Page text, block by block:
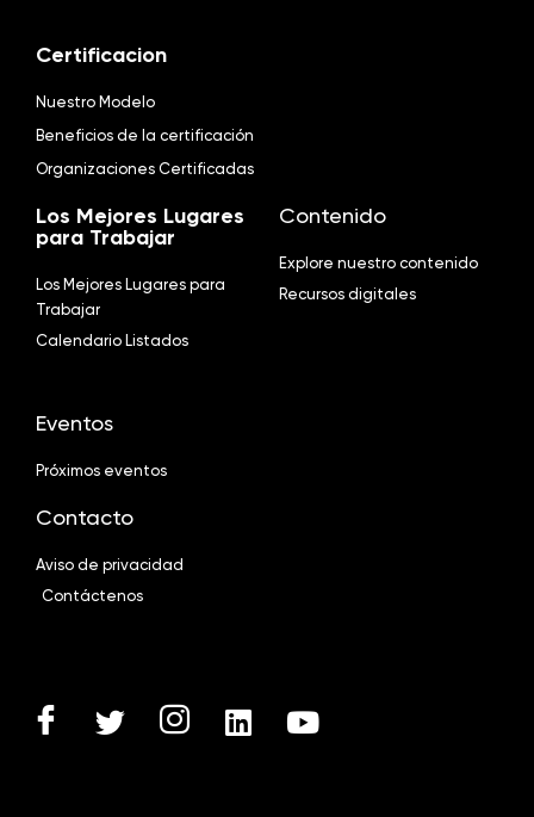
Certificacion
Nuestro Modelo
Beneficios de la certificación
Organizaciones Certificadas
Los Mejores Lugares
para Trabajar
Los Mejores Lugares para
Trabajar
Calendario Listados
Contenido
Explore nuestro contenido
Recursos digitales
Eventos
Próximos eventos
Contacto
Aviso de privacidad
Contáctenos